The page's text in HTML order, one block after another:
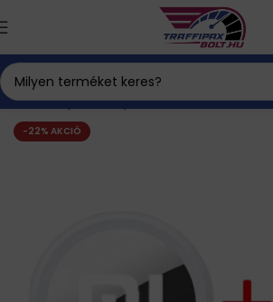
Kezdőlap GPS nyomkövető autóba
-22% AKCIÓ